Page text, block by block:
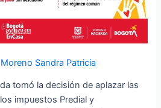
Sandra Patricia
tomó la decisión de aplazar las
impuestos Predial y